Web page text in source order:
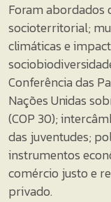
Foram abordados
socioterritorial;
climáticas e
Conferência das
Nações Unidas
(COP 30);
das juventudes;
instrumentos
comércio justo e
privado.